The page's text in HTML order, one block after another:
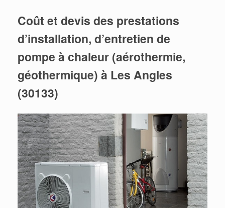
Coût et devis des prestations
d’installation, d’entretien de
pompe à chaleur (aérothermie,
géothermique) à Les Angles
(30133)